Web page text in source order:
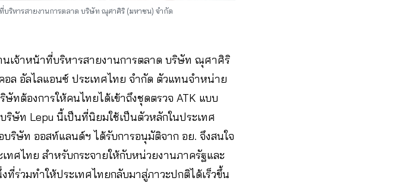
บริหารสายงานการตลาด บริษัท ณุศาศิริ (มหาชน) จำกัด
นเจ้าหน้าที่บริหารสายงานการตลาด บริษัท ณุศาศิริ
ล อัลไลแอนซ์ ประเทศไทย จำกัด ตัวแทนจำหน่าย
ทต้องการให้คนไทยได้เข้าถึงชุดตรวจ ATK แบบ
ษัท Lepu นี้เป็นที่นิยมใช้เป็นตัวหลักในประเทศ
บริษัท ออสท์แลนด์ฯ ได้รับการอนุมัติจาก อย. จึงสนใจ
ทศไทย สำหรับกระจายให้กับหน่วยงานภาครัฐและ
ที่ร่วมทำให้ประเทศไทยกลับมาสู่ภาวะปกติได้เร็วขึ้น